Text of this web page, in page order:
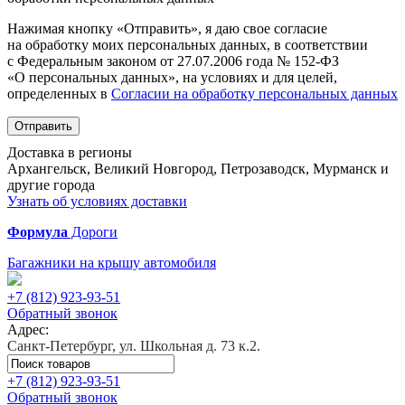
Нажимая кнопку «Отправить», я даю свое согласие
на обработку моих персональных данных, в соответствии
с Федеральным законом от 27.07.2006 года № 152-ФЗ
«О персональных данных», на условиях и для целей,
определенных в Согласии на обработку персональных данных
Отправить
Доставка в регионы
Архангельск, Великий Новгород, Петрозаводск, Мурманск и
другие города
Узнать об условиях доставки
Формула Дороги
Багажники на крышу автомобиля
+7 (812) 923-93-51
Обратный звонок
Адрес:
Санкт-Петербург, ул. Школьная д. 73 к.2.
+7 (812) 923-93-51
Обратный звонок